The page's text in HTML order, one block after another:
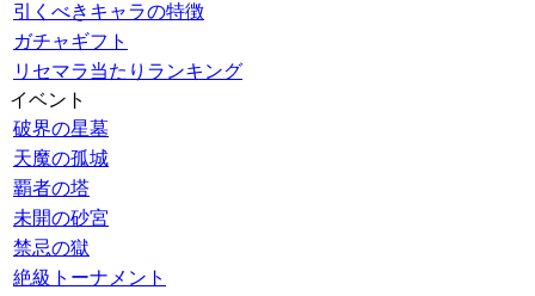
引くべきキャラの特徴
ガチャギフト
リセマラ当たりランキング
イベント
破界の星墓
天魔の孤城
覇者の塔
未開の砂宮
禁忌の獄
絶級トーナメント